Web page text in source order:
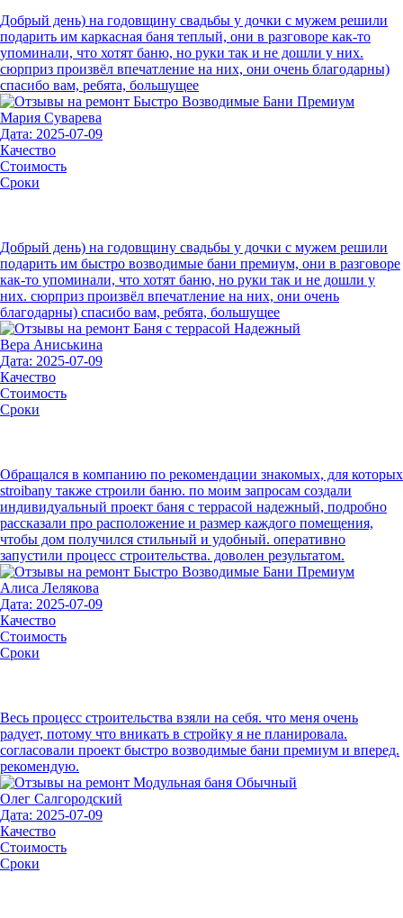
Добрый день) на годовщину свадьбы у дочки с мужем решили
подарить им каркасная баня теплый, они в разговоре как-то
упоминали, что хотят баню, но руки так и не дошли у них.
сюрприз произвёл впечатление на них, они очень благодарны)
спасибо вам, ребята, большущее
Мария Суварева
Дата: 2025-07-09
Качество
Стоимость
Сроки
Добрый день) на годовщину свадьбы у дочки с мужем решили
подарить им быстро возводимые бани премиум, они в разговоре
как-то упоминали, что хотят баню, но руки так и не дошли у
них. сюрприз произвёл впечатление на них, они очень
благодарны) спасибо вам, ребята, большущее
Вера Аниськина
Дата: 2025-07-09
Качество
Стоимость
Сроки
Обращался в компанию по рекомендации знакомых, для которых
stroibany также строили баню. по моим запросам создали
индивидуальный проект баня с террасой надежный, подробно
рассказали про расположение и размер каждого помещения,
чтобы дом получился стильный и удобный. оперативно
запустили процесс строительства. доволен результатом.
Алиса Лелякова
Дата: 2025-07-09
Качество
Стоимость
Сроки
Весь процесс строительства взяли на себя. что меня очень
радует, потому что вникать в стройку я не планировала.
согласовали проект быстро возводимые бани премиум и вперед.
рекомендую.
Олег Салгородский
Дата: 2025-07-09
Качество
Стоимость
Сроки